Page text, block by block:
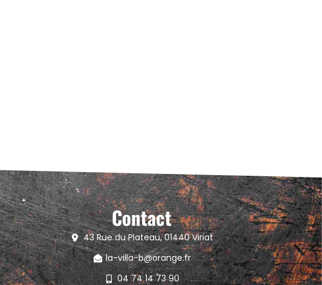
Contact
43 Rue du Plateau, 01440 Viriat
la-villa-b@orange.fr
04 74 14 73 90